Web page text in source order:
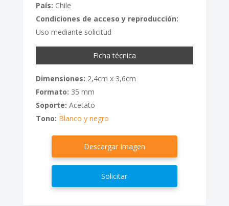
País: Chile
Condiciones de acceso y reproducción:
Uso mediante solicitud
Ficha técnica
Dimensiones: 2,4cm x 3,6cm
Formato: 35 mm
Soporte: Acetato
Tono: Blanco y negro
Descargar Imagen
Solicitar